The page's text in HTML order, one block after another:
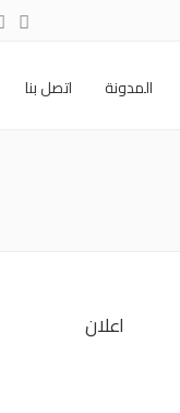
المدونة اتصل بنا
اعلان